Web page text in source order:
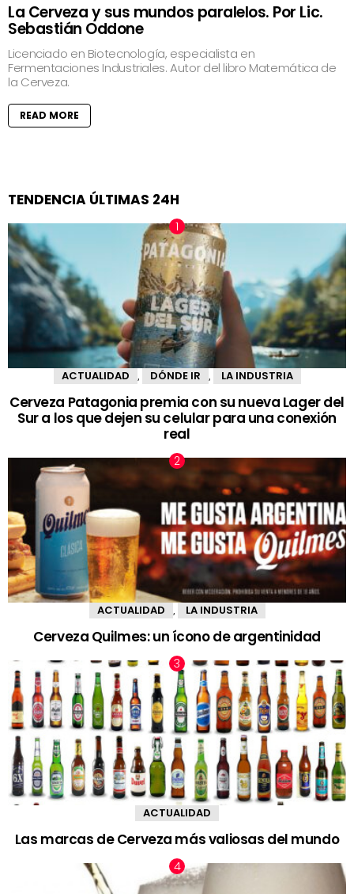
La Cerveza y sus mundos paralelos. Por Lic.
Sebastián Oddone
Licenciado en Biotecnología, especialista en
Fermentaciones Industriales. Autor del libro Matemática de
la Cerveza.
READ MORE
TENDENCIA ÚLTIMAS 24H
ACTUALIDAD DÓNDE IR LA INDUSTRIA
Cerveza Patagonia premia con su nueva Lager del
Sur a los que dejen su celular para una conexión
real
ACTUALIDAD LA INDUSTRIA
Cerveza Quilmes: un ícono de argentinidad
ACTUALIDAD
Las marcas de Cerveza más valiosas del mundo